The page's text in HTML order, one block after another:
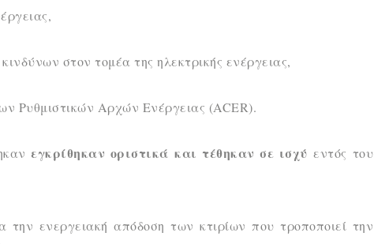
στον τομέα της ηλεκτρικής ενέργειας,
Ρυθμιστικών Αρχών Ενέργειας (ACER).
εγκρίθηκαν οριστικάκαι τέθηκαν σε ισχύεντός του
ενεργειακή απόδοση των κτιρίων που τροποποιεί την